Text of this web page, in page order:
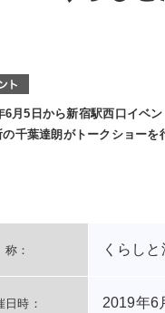
6月5 日から新宿駅西口イベ
千葉達朗がトークショーを
： くらし
日時： 2019年6